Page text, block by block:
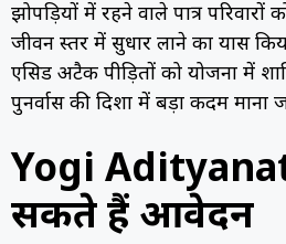
झोपड़ियों में रहने वाले पात्र
जीवन स्तर में सुधार लाने का प्रयास
एसिड अटैक पीड़ितों को योजना में
पुनर्वास की दिशा में बड़ा कदम माना
Yogi
सकते हैं आवेदन